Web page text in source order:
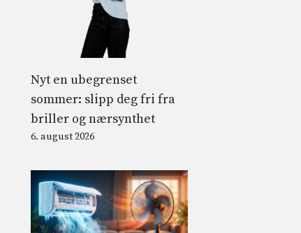
Nyt en ubegrenset
sommer: slipp deg fri fra
briller og nærsynthet
6. august 2026